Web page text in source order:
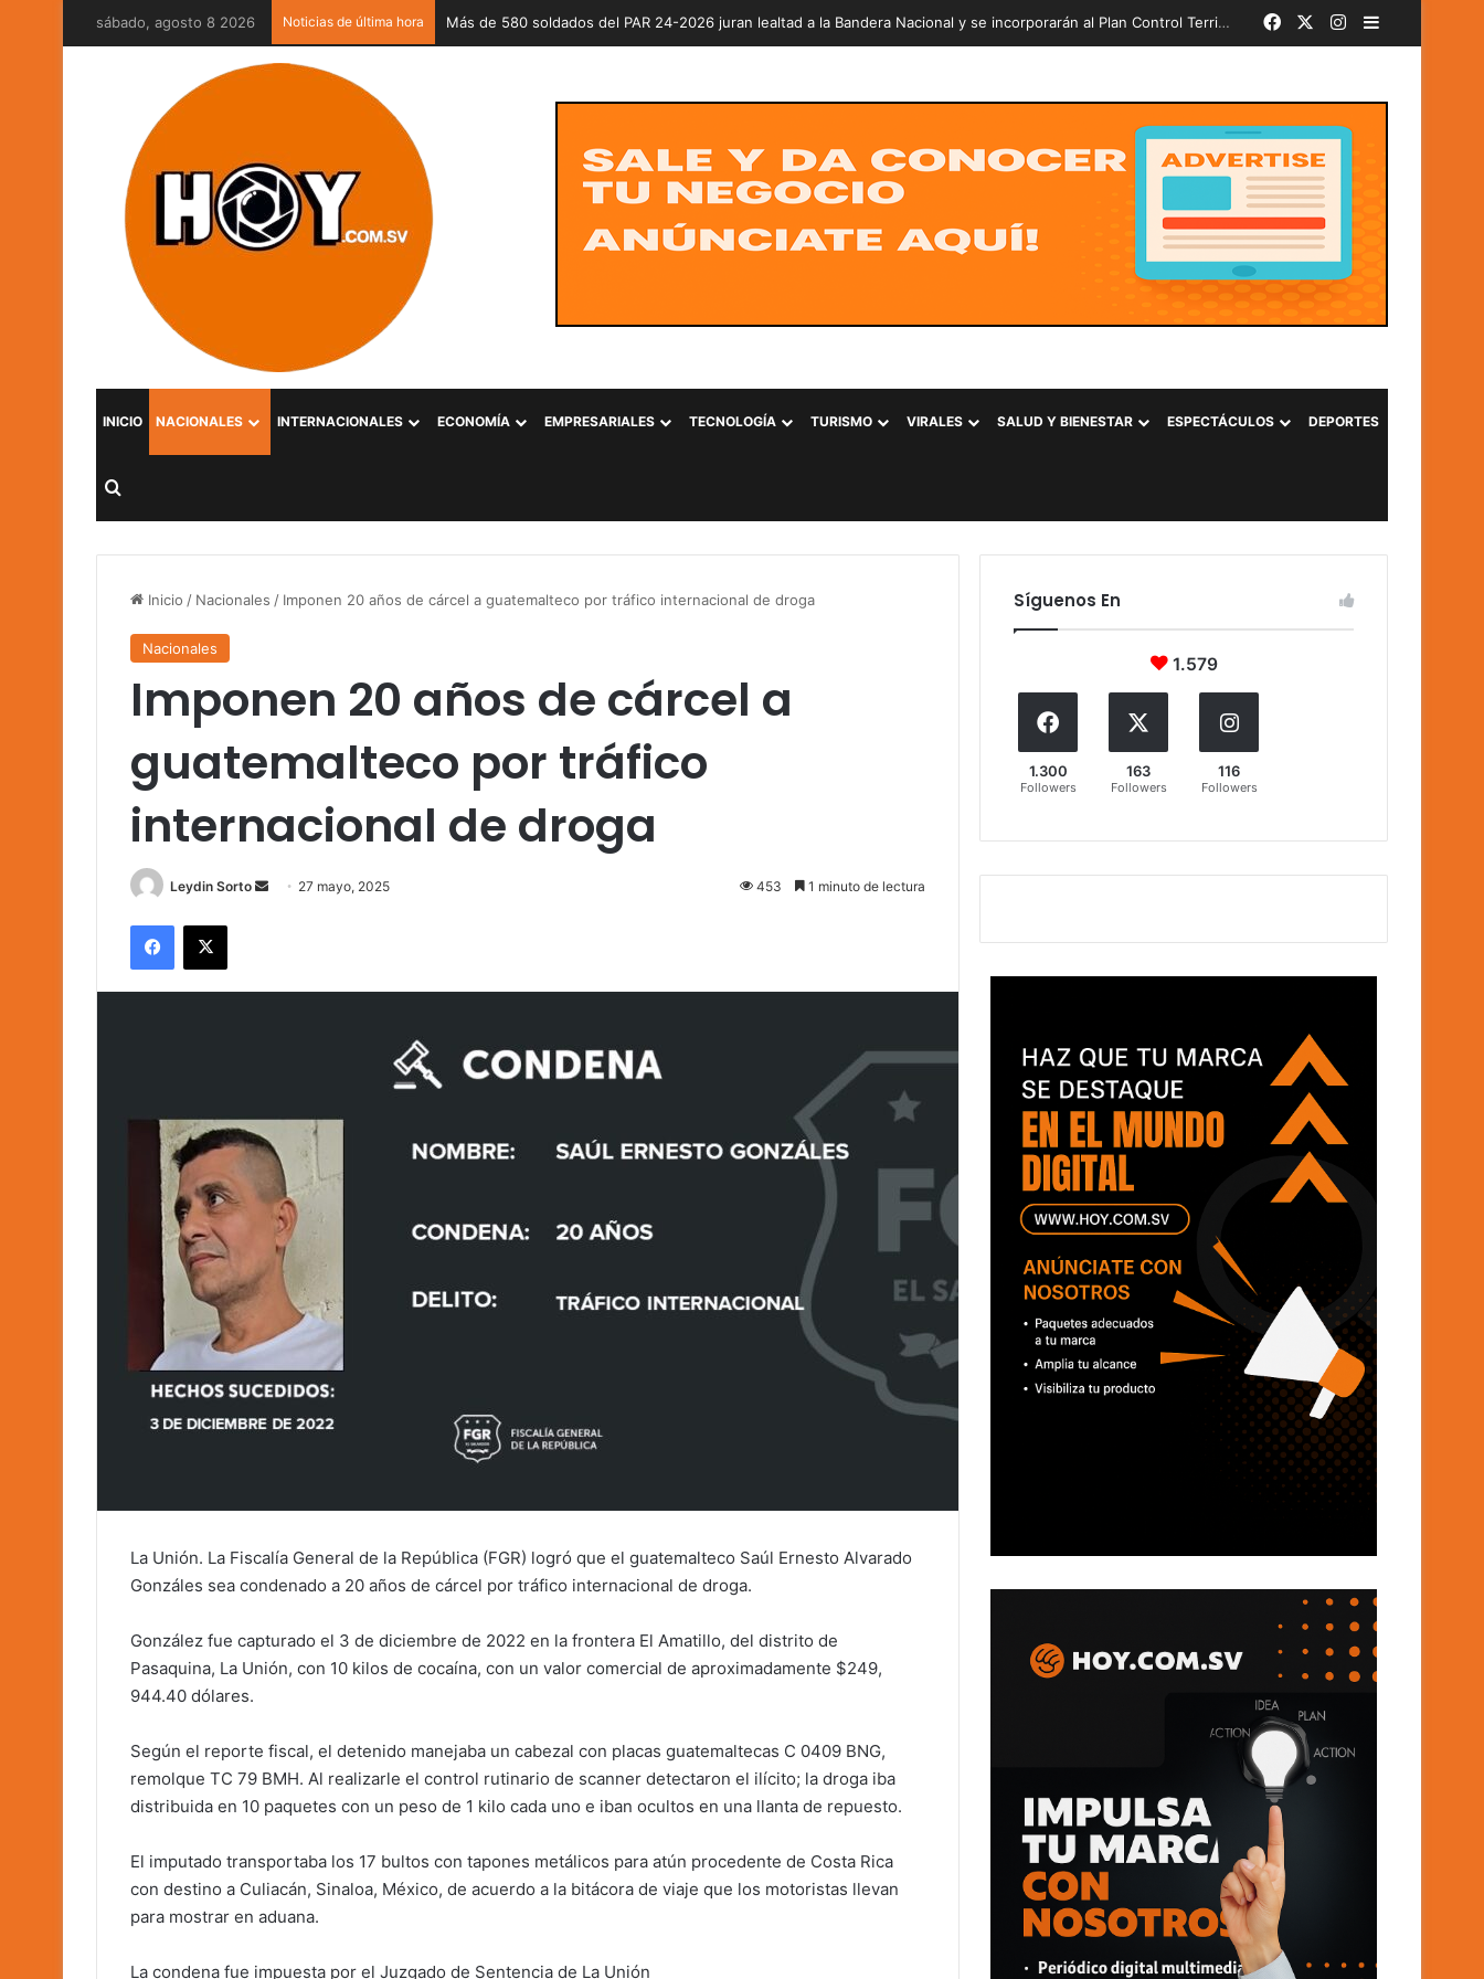
sábado, agosto 8 2026 Noticias de última hora Más de 580 soldados del PAR 24-2026 juran lealtad a la Bandera Nacional y se incorporarán al Plan Control Territorial FacebookInstagram
Barra lateral
INICIO NACIONALES INTERNACIONALES ECONOMÍA EMPRESARIALES TECNOLOGÍA TURISMO VIRALES SALUD Y BIENESTAR ESPECTÁCULOS DEPORTES
Buscar por
Inicio / Nacionales / Imponen 20 años de cárcel a guatemalteco por tráfico internacional de droga
Nacionales
Imponen 20 años de cárcel a
guatemalteco por tráfico
internacional de droga
Leydin Sorto
Send 27 mayo, 2025 453 1 minuto de lectura
Facebook
X
La Unión. La Fiscalía General de la República (FGR) logró que el guatemalteco Saúl Ernesto Alvarado
Gonzáles sea condenado a 20 años de cárcel por tráfico internacional de droga.
González fue capturado el 3 de diciembre de 2022 en la frontera El Amatillo, del distrito de
Pasaquina, La Unión, con 10 kilos de cocaína, con un valor comercial de aproximadamente $249,
944.40 dólares.
Según el reporte fiscal, el detenido manejaba un cabezal con placas guatemaltecas C 0409 BNG,
remolque TC 79 BMH. Al realizarle el control rutinario de scanner detectaron el ilícito; la droga iba
distribuida en 10 paquetes con un peso de 1 kilo cada uno e iban ocultos en una llanta de repuesto.
El imputado transportaba los 17 bultos con tapones metálicos para atún procedente de Costa Rica
con destino a Culiacán, Sinaloa, México, de acuerdo a la bitácora de viaje que los motoristas llevan
para mostrar en aduana.
La condena fue impuesta por el Juzgado de Sentencia de La Unión
Síguenos En
1.579
1.300
Followers
163
Followers
116
Followers